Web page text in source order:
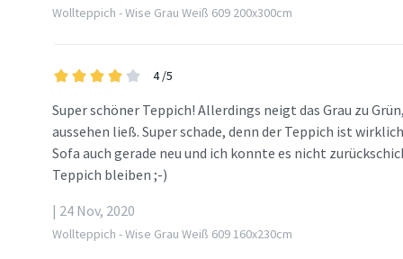
Wollteppich - Wise Grau Weiß 609 200x300cm
4 /5
Super schöner Teppich! Allerdings neigt das Grau zu
aussehen ließ. Super schade, denn der Teppich ist
Sofa auch gerade neu und ich konnte es nicht
Teppich bleiben ;-)
| 24 Nov, 2020
Wollteppich - Wise Grau Weiß 609 160x230cm